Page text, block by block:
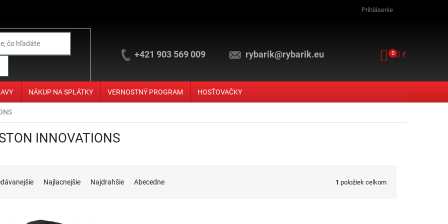
Prihlásenie
+421 903 569 009 rybarik@rybarik.eu NÁKUPNÝ
0 €
0
NÁKUP NA SPLÁTKY VERNOSTNÝ PROGRAM HOSŤOVAČKY
INNOVATIONS
Najlacnejšie Najdrahšie Abecedne 1 položiek celkom
produktov